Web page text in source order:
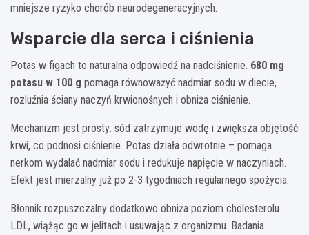
mniejsze ryzyko chorób neurodegeneracyjnych.
Wsparcie dla serca i ciśnienia
Potas w figach to naturalna odpowiedź na nadciśnienie. 680 mg
potasu w 100 g pomaga równoważyć nadmiar sodu w diecie,
rozluźnia ściany naczyń krwionośnych i obniża ciśnienie.
Mechanizm jest prosty: sód zatrzymuje wodę i zwiększa objętość
krwi, co podnosi ciśnienie. Potas działa odwrotnie – pomaga
nerkom wydalać nadmiar sodu i redukuje napięcie w naczyniach.
Efekt jest mierzalny już po 2-3 tygodniach regularnego spożycia.
Błonnik rozpuszczalny dodatkowo obniża poziom cholesterolu
LDL, wiążąc go w jelitach i usuwając z organizmu. Badania